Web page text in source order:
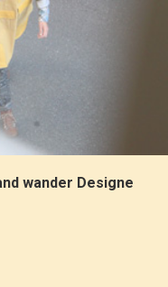
wander Designe